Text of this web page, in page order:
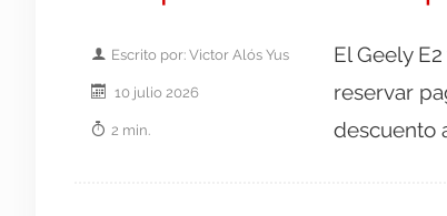
Escrito por: Victor Alós Yus
10 julio 2026
2 min.
El Geely
reservar
descuento